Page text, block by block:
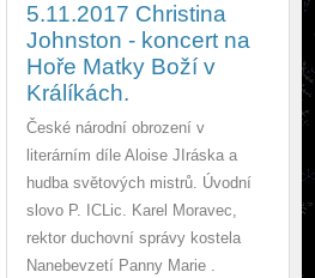
5.11.2017 Christina
Johnston - koncert na
Hoře Matky Boží v
Králíkách.
České národní obrození v
literárním díle Aloise JIráska a
hudba světových mistrů. Úvodní
slovo P. ICLic. Karel Moravec,
rektor duchovní správy kostela
Nanebevzetí Panny Marie .